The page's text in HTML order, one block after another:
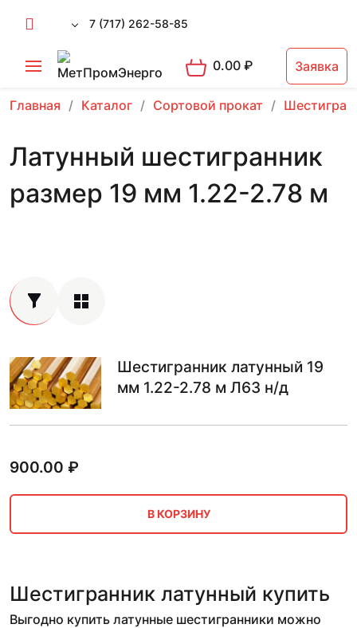
7 (717) 262-58-85
0.00₽ Заявка
Главная Каталог Сортовой прокат
Латунный шестигранник
размер 19 мм 1.22-2.78 м
Шестигранник латунный 19
мм 1.22-2.78 м Л63 н/д
900.00 ₽
В КОРЗИНУ
Шестигранник латунный купить
Выгодно купить латунные шестигранники можно